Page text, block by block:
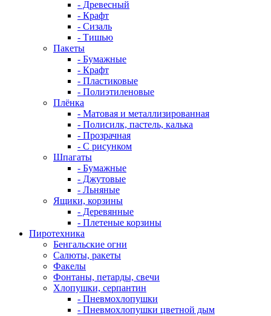
- Древесный
- Крафт
- Сизаль
- Тишью
Пакеты
- Бумажные
- Крафт
- Пластиковые
- Полиэтиленовые
Плёнка
- Матовая и металлизированная
- Полисилк, пастель, калька
- Прозрачная
- С рисунком
Шпагаты
- Бумажные
- Джутовые
- Льняные
Ящики, корзины
- Деревянные
- Плетеные корзины
Пиротехника
Бенгальские огни
Салюты, ракеты
Факелы
Фонтаны, петарды, свечи
Хлопушки, серпантин
- Пневмохлопушки
- Пневмохлопушки цветной дым